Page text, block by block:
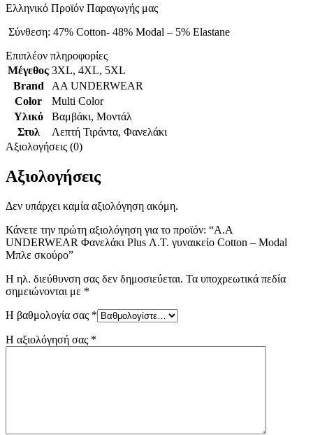
Ελληνικό Προϊόν Παραγωγής μας
Σύνθεση: 47% Cotton- 48% Modal – 5% Elastane
Επιπλέον πληροφορίες
Μέγεθος 3XL, 4XL, 5XL
Brand
AA UNDERWEAR
Color
Multi Color
Υλικό
Βαμβάκι, Μοντάλ
Στυλ
Λεπτή Τιράντα, Φανελάκι
Αξιολογήσεις (0)
Αξιολογήσεις
Δεν υπάρχει καμία αξιολόγηση ακόμη.
Κάνετε την πρώτη αξιολόγηση για το προϊόν: “Α.A
UNDERWEAR Φανελάκι Plus Λ.Τ. γυναικείο Cotton – Modal
Μπλε σκούρο”
Η ηλ. διεύθυνση σας δεν δημοσιεύεται. Τα υποχρεωτικά πεδία
σημειώνονται με *
Η βαθμολογία σας *
Η αξιολόγησή σας *